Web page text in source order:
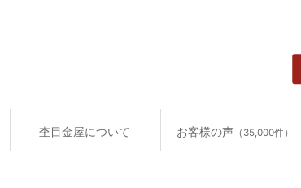
杢目金屋について お客様の声 （35,000件）